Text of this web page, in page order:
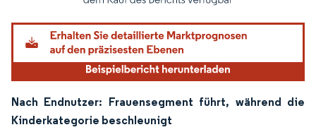
Nach Endnutzer: Frauensegment führt, während die
Kinderkategorie beschleunigt